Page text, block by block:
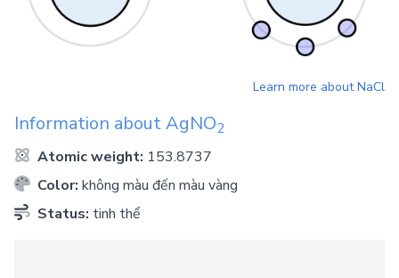
Learn more aboutNaCl
Information aboutAgNO2
Atomic weight: 153.8737
Color: không màu đến màu vàng
Status: tinh thể